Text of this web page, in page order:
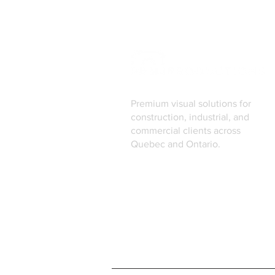
Premium visual solutions for
construction, industrial, and
commercial clients across
Quebec and Ontario.